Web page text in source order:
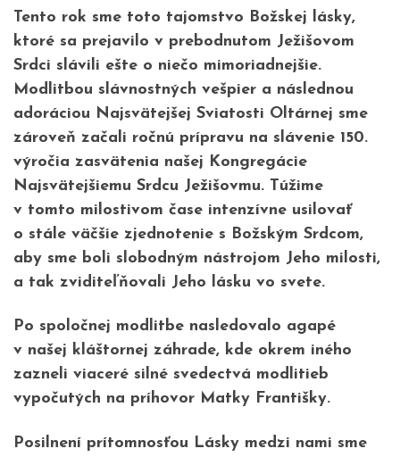
Tento rok sme toto tajomstvo Božskej lásky,
ktoré sa prejavilo v prebodnutom Ježišovom
Srdci slávili ešte o niečo mimoriadnejšie.
Modlitbou slávnostných vešpier a následnou
adoráciou Najsvätejšej Sviatosti Oltárnej sme
zároveň začali ročnú prípravu na slávenie 150.
výročia zasvätenia našej Kongregácie
Najsvätejšiemu Srdcu Ježišovmu. Túžime
v tomto milostivom čase intenzívne usilovať
o stále väčšie zjednotenie s Božským Srdcom,
aby sme boli slobodným nástrojom Jeho milosti,
a tak zviditeľňovali Jeho lásku vo svete.
Po spoločnej modlitbe nasledovalo agapé
v našej kláštornej záhrade, kde okrem iného
zazneli viaceré silné svedectvá modlitieb
vypočutých na príhovor Matky Františky.
Posilnení prítomnosťou Lásky medzi nami sme